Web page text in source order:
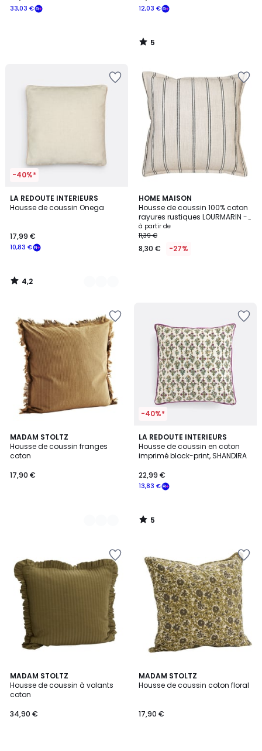
33,03 € 12,03 €
5
/
-40%*
LA REDOUTE INTERIEURS
Housse de coussin Onega
10,83 €
17,99 €
4,2
/ 5
9
Couleurs
4,2
/
HOME MAISON
Housse de coussin 100% coton
rayures rustiques LOURMARIN -
QABANE
à partir de
11,39 €
8,30 € -27%
MADAM STOLTZ
Housse de coussin franges
coton
17,90 €
2
Couleurs
-40%*
LA REDOUTE INTERIEURS
Housse de coussin en coton
imprimé block-print, SHANDIRA
13,83 €
22,99 €
5
/
5
5
/
MADAM STOLTZ
Housse de coussin à volants
coton
34,90 €
7
Couleurs
MADAM STOLTZ
Housse de coussin coton floral
17,90 €